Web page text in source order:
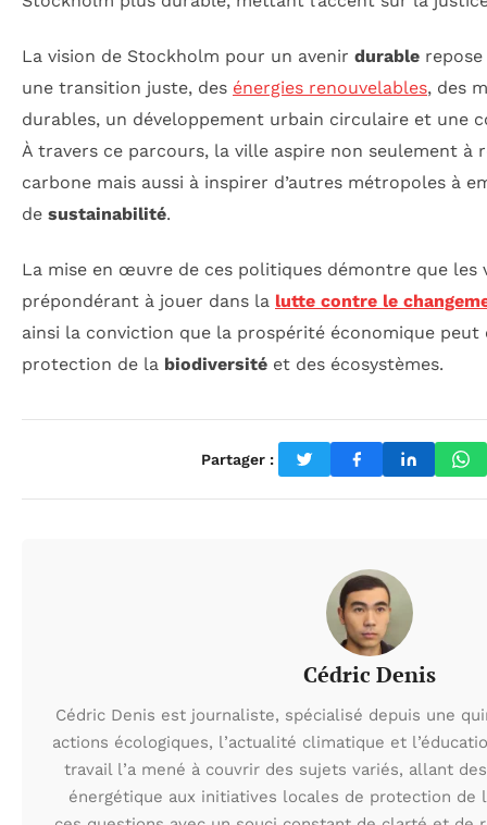
La vision de Stockholm pour un avenir durable
une transition juste, des énergies renouvelables, des
durables, un développement urbain circulaire et une
À travers ce parcours, la ville aspire non seulement à
carbone mais aussi à inspirer d’autres métropoles à
de sustainabilité.
La mise en œuvre de ces politiques démontre que les
prépondérant à jouer dans la lutte contre le
ainsi la conviction que la prospérité économique peut
protection de la biodiversité et des écosystèmes.
Partager :
Cédric Denis
Cédric Denis est journaliste, spécialisé depuis une
actions écologiques, l’actualité climatique et
travail l’a mené à couvrir des sujets variés, allant
énergétique aux initiatives locales de protection de